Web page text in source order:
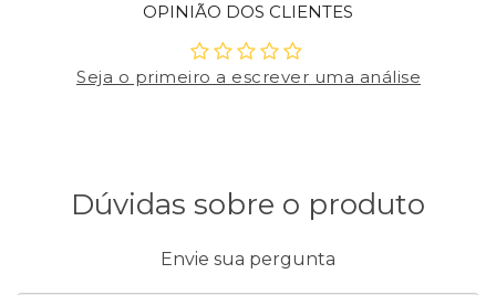
OPINIÃO DOS CLIENTES
Seja o primeiro a escrever uma análise
Dúvidas sobre o produto
Envie sua pergunta